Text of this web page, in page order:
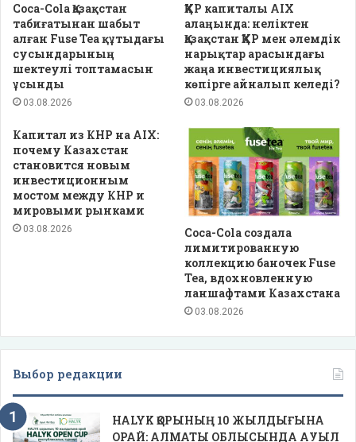
Coca-Cola Қазақстан
табиғатынан шабыт
алған Fuse Tea құтыдағы
сусындарының
шектеулі топтамасын
ұсынды
03.08.2026
ҚХР капиталы AIX
алаңында: неліктен
Қазақстан ҚХР мен әлемдік
нарықтар арасындағы
жаңа инвестициялық
көпірге айналып келеді?
03.08.2026
Капитал из КНР на AIX:
почему Казахстан
становится новым
инвестиционным
мостом между КНР и
мировыми рынками
03.08.2026
Coca-Cola создала
лимитированную
коллекцию баночек Fuse
Tea, вдохновленную
ланшафтами Казахстана
03.08.2026
Выбор редакции
HALYK ҚОРЫНЫҢ 10 ЖЫЛДЫҒЫНА
ОРАЙ: АЛМАТЫ ОБЛЫСЫНДА АУЫЛ